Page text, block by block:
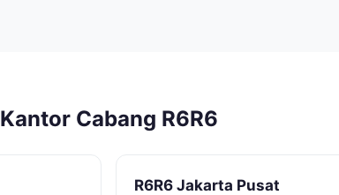
Kantor Cabang R6R6
R6R6 Jakarta Pusat